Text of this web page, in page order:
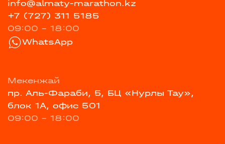
info@almaty-marathon.kz
+7 (727) 311 5185
09:00 - 18:00
WhatsApp
Мекенжай
пр. Аль-Фараби, 5, БЦ «Нурлы Тау»,
блок 1А, офис 501
09:00 - 18:00